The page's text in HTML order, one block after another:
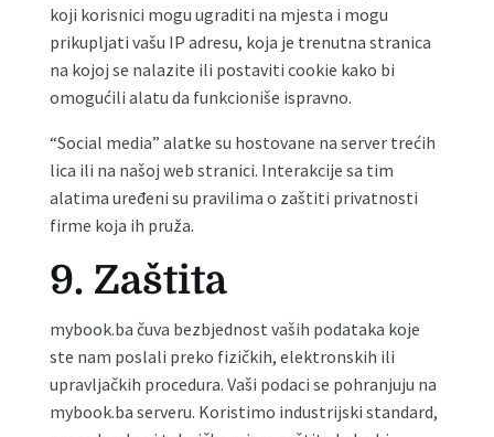
koji korisnici mogu ugraditi na mjesta i mogu
prikupljati vašu IP adresu, koja je trenutna stranica
na kojoj se nalazite ili postaviti cookie kako bi
omogućili alatu da funkcioniše ispravno.
“Social media” alatke su hostovane na server trećih
lica ili na našoj web stranici. Interakcije sa tim
alatima uređeni su pravilima o zaštiti privatnosti
firme koja ih pruža.
9. Zaštita
mybook.ba čuva bezbjednost vaših podataka koje
ste nam poslali preko fizičkih, elektronskih ili
upravljačkih procedura. Vaši podaci se pohranjuju na
mybook.ba serveru. Koristimo industrijski standard,